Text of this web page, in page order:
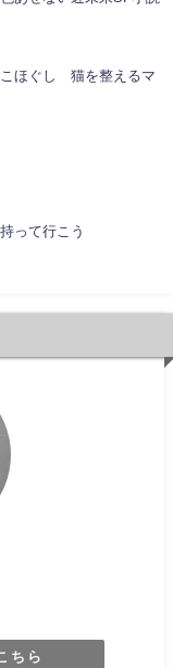
ほぐし 猫を整えるマ
って行こう
ちら